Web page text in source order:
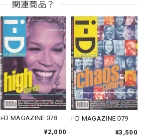
関連商品？
i-D MAGAZINE 078
¥2,000
i-D MAGAZINE 079
¥3,500